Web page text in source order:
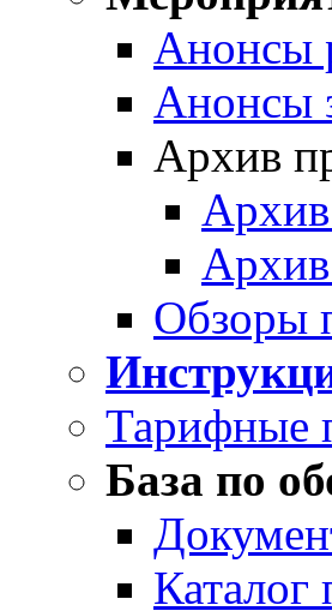
Анонсы
Анонсы
Архив
Обзоры
Тарифные
База по
Каталог